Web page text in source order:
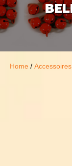
Home / Accessoires